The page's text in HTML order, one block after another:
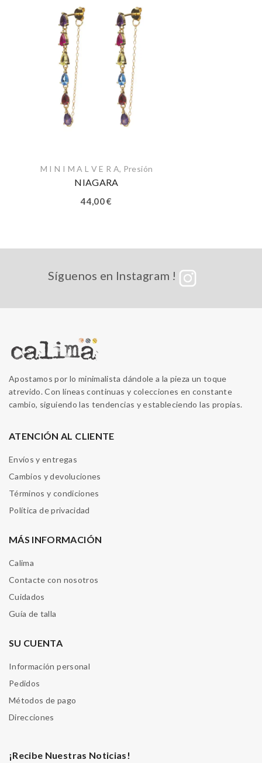
M I N I M A L V E R A, Presión
NIAGARA
44,00€
Síguenos en Instagram !
Apostamos por lo minimalista dándole a la pieza un toque
atrevido. Con líneas continuas y colecciones en constante
cambio, siguiendo las tendencias y estableciendo las propias.
ATENCIÓN AL CLIENTE
Envíos y entregas
Cambios y devoluciones
Términos y condiciones
Política de privacidad
MÁS INFORMACIÓN
Calima
Contacte con nosotros
Cuidados
Guía de talla
SU CUENTA
Información personal
Pedidos
Métodos de pago
Direcciones
¡Recibe Nuestras Noticias!